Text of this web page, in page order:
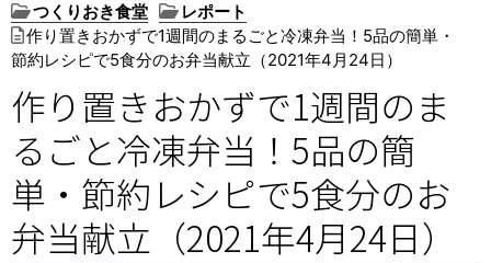
つくりおき食堂
レポート
作り置きおかずで1週間のまるごと冷凍弁当！5品の簡単・
節約レシピで5食分のお弁当献立（2021年4月24日）
作り置きおかずで1週間のま
るごと冷凍弁当！5品の簡
単・節約レシピで5食分のお
弁当献立（2021年4月24日）